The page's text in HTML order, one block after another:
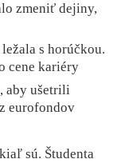
zmeniť dejiny,
s horúčkou.
cene kariéry
aby ušetrili
eurofondov
sú. Študenta